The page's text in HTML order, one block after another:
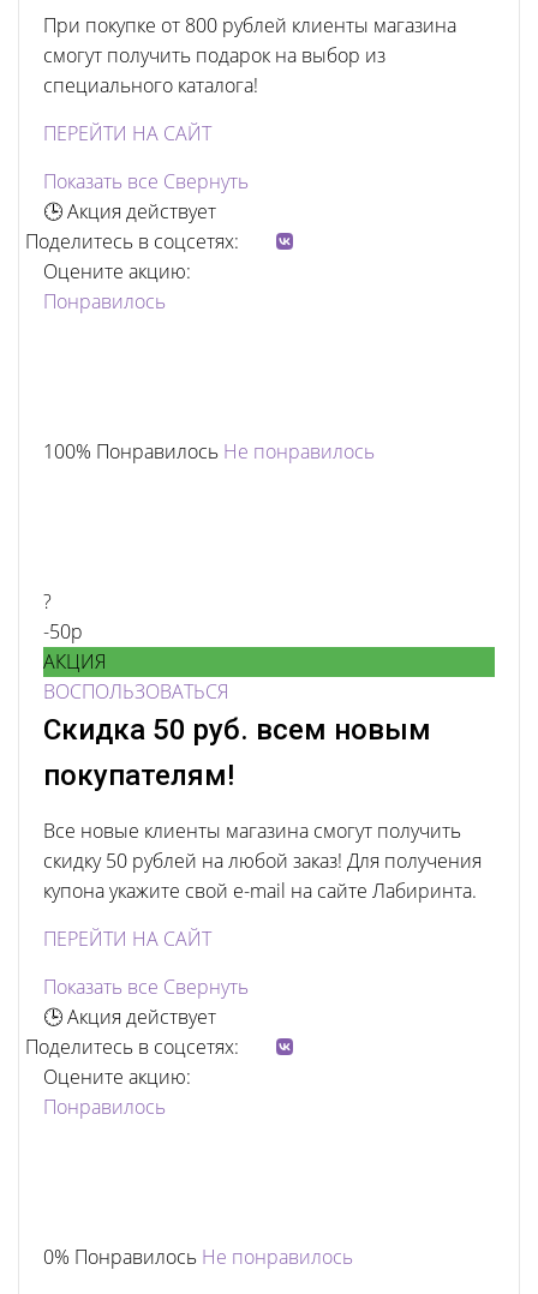
При покупке от 800 рублей клиенты магазина
смогут получить подарок на выбор из
специального каталога!
ПЕРЕЙТИ НА САЙТ
Показать все Свернуть
🕒 Акция действует
Поделитесь в соцсетях:
Оцените акцию:
Понравилось
100% Понравилось Не понравилось
?
-50р
АКЦИЯ
ВОСПОЛЬЗОВАТЬСЯ
Скидка 50 руб. всем новым
покупателям!
Все новые клиенты магазина смогут получить
скидку 50 рублей на любой заказ! Для получения
купона укажите свой e-mail на сайте Лабиринта.
ПЕРЕЙТИ НА САЙТ
Показать все Свернуть
🕒 Акция действует
Поделитесь в соцсетях:
Оцените акцию:
Понравилось
0% Понравилось Не понравилось